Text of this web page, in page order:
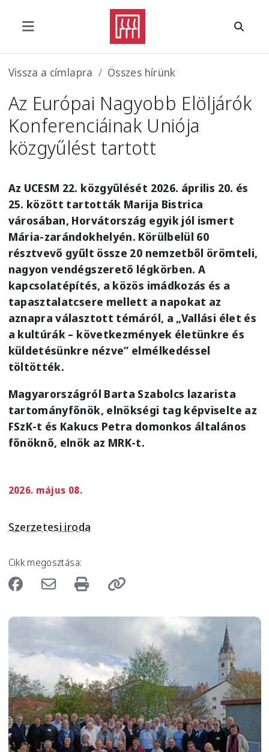
Morzsa
Vissza a címlapra Összes hírünk
Az Európai Nagyobb Elöljárók
Konferenciáinak Uniója
közgyűlést tartott
Az UCESM 22. közgyűlését 2026. április 20. és
25. között tartották Marija Bistrica
városában, Horvátország egyik jól ismert
Mária-zarándokhelyén. Körülbelül 60
résztvevő gyűlt össze 20 nemzetből örömteli,
nagyon vendégszerető légkörben. A
kapcsolatépítés, a közös imádkozás és a
tapasztalatcsere mellett a napokat az
aznapra választott témáról, a „Vallási élet és
a kultúrák – következmények életünkre és
küldetésünkre nézve” elmélkedéssel
töltötték.
Magyarországról Barta Szabolcs lazarista
tartományfőnök, elnökségi tag képviselte az
FSzK-t és Kakucs Petra domonkos általános
főnöknő, elnök az MRK-t.
2026. május 08.
Szerzetesi iroda
Cikk megosztása:
Image